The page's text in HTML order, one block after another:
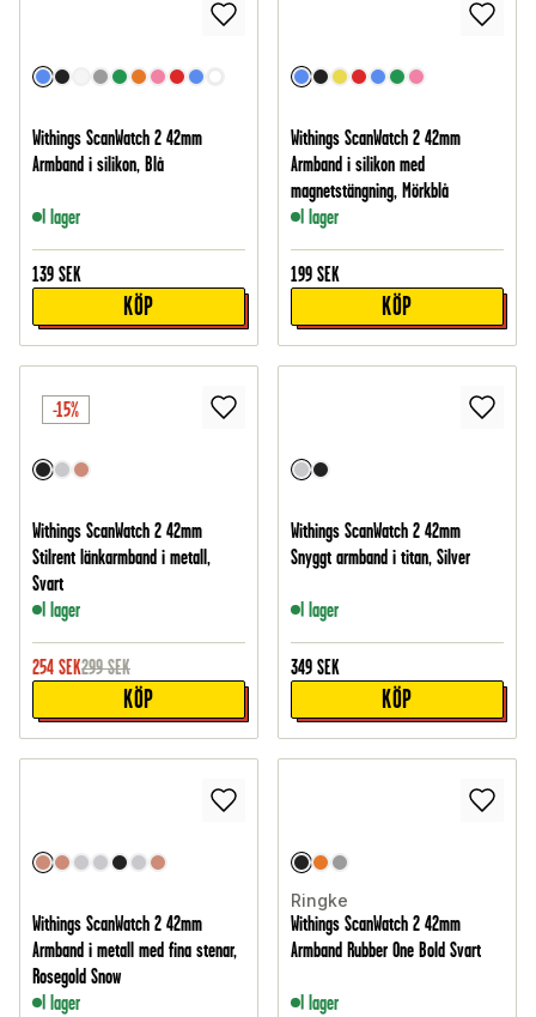
Withings ScanWatch 2 42mm
Armband i silikon, Blå
I lager
139 SEK
KÖP
Withings ScanWatch 2 42mm
Armband i silikon med
magnetstängning, Mörkblå
I lager
199 SEK
KÖP
-15%
Withings ScanWatch 2 42mm
Stilrent länkarmband i metall,
Svart
I lager
254 SEK299 SEK
KÖP
Withings ScanWatch 2 42mm
Snyggt armband i titan, Silver
I lager
349 SEK
KÖP
Withings ScanWatch 2 42mm
Armband i metall med fina stenar,
Rosegold Snow
I lager
Ringke
Withings ScanWatch 2 42mm
Armband Rubber One Bold Svart
I lager